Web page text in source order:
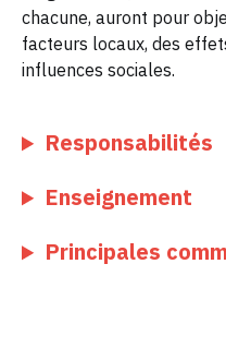
chacune, auront pour
facteurs locaux, des
influences sociales.
Responsabilités
Enseignement
Principales